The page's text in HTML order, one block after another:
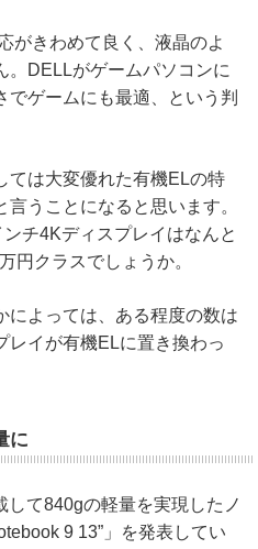
がきわめて良く、液晶のよ
。DELLがゲームパソコンに
ゲームにも最適、という判
ては大変優れた有機ELの特
うことになると思います。
チ4Kディスプレイはなんと
円クラスでしょうか。
によっては、ある程度の数は
レイが有機ELに置き換わっ
に
て840gの軽量を実現したノ
9 13”」を発表してい